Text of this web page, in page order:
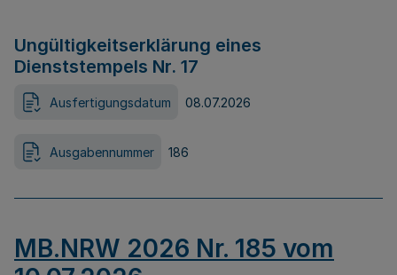
Ungültigkeitserklärung eines
Dienststempels Nr. 17
Ausfertigungsdatum 08.07.2026
Ausgabennummer 186
MB.NRW 2026 Nr. 185 vom